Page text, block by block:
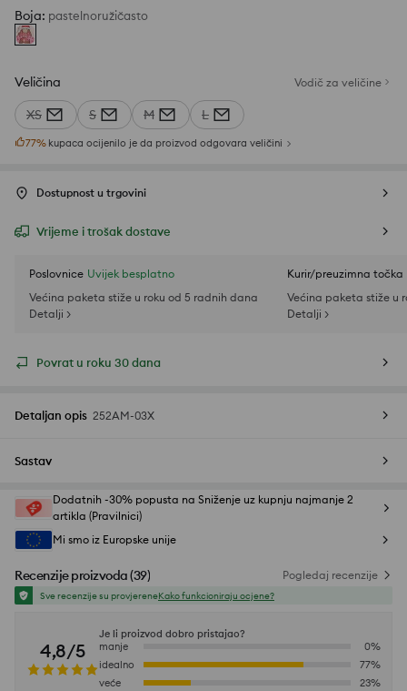
Boja: pastelnoružičasto
Veličina Vodič za veličine
XS S M L
77% kupaca ocijenilo je da proizvod odgovara veličini
Dostupnost u trgovini
Vrijeme i trošak dostave
Poslovnice Uvijek besplatno
Većina paketa stiže u roku od 5 radnih dana
Detalji >
Kurir/preuzimna točka
Većina paketa stiže u
Detalji >
Povrat u roku 30 dana
Detaljan opis 252AM-03X
Sastav
Dodatnih -30% popusta na Sniženje uz kupnju najmanje 2
artikla (Pravilnici)
Mi smo iz Europske unije
Recenzije proizvoda(39) Pogledaj recenzije
Sve recenzije su provjereneKako funkcioniraju ocjene?
4,8/5
Je li proizvod dobro pristajao?
manje
0%
idealno
77%
veće
23%